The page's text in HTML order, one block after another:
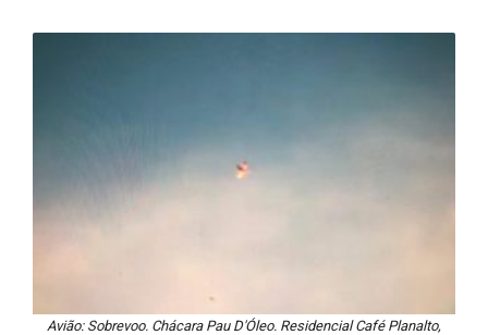
Avião: Sobrevoo. Chácara Pau D'Óleo. Residencial Café Planalto,